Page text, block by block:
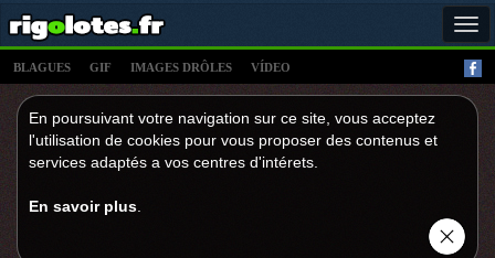
BLAGUES GIF IMAGES DRÔLES VÍDEO
En poursuivant votre navigation sur ce site, vous acceptez
l'utilisation de cookies pour vous proposer des contenus et
services adaptés a vos centres d'intérets.
En savoir plus